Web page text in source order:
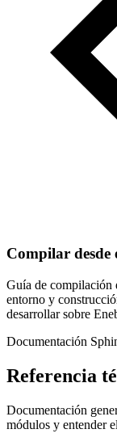
Compilar desde
Guía de compilación
entorno y
desarrollar sobre
Documentación
Referencia
Documentación
módulos y entender